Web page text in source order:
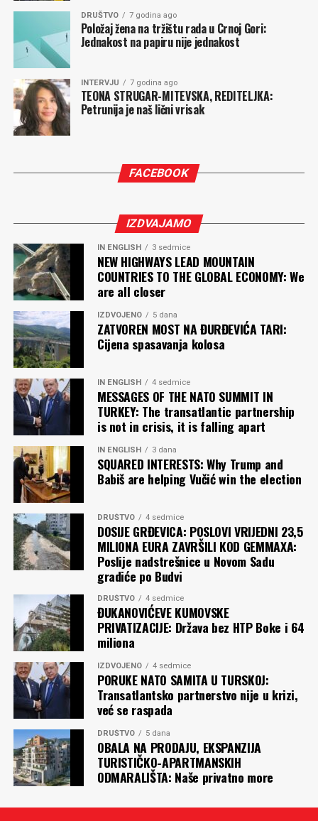
DRUŠTVO 7 godina ago
Položaj žena na tržištu rada u Crnoj Gori:
Jednakost na papiru nije jednakost
INTERVJU 7 godina ago
TEONA STRUGAR-MITEVSKA, REDITELJKA:
Petrunija je naš lični vrisak
FACEBOOK
IZDVAJAMO
IN ENGLISH 3 sedmice
NEW HIGHWAYS LEAD MOUNTAIN
COUNTRIES TO THE GLOBAL ECONOMY: We
are all closer
IZDVOJENO 5 dana
ZATVOREN MOST NA ĐURĐEVIĆA TARI:
Cijena spasavanja kolosa
IN ENGLISH 4 sedmice
MESSAGES OF THE NATO SUMMIT IN
TURKEY: The transatlantic partnership
is not in crisis, it is falling apart
IN ENGLISH 3 dana
SQUARED INTERESTS: Why Trump and
Babiš are helping Vučić win the election
DRUŠTVO 4 sedmice
DOSIJE GRĐEVICA: POSLOVI VRIJEDNI 23,5
MILIONA EURA ZAVRŠILI KOD GEMMAXA:
Poslije nadstrešnice u Novom Sadu
gradiće po Budvi
DRUŠTVO 4 sedmice
ĐUKANOVIĆEVE KUMOVSKE
PRIVATIZACIJE: Država bez HTP Boke i 64
miliona
IZDVOJENO 4 sedmice
PORUKE NATO SAMITA U TURSKOJ:
Transatlantsko partnerstvo nije u krizi,
već se raspada
DRUŠTVO 5 dana
OBALA NA PRODAJU, EKSPANZIJA
TURISTIČKO-APARTMANSKIH
ODMARALIŠTA: Naše privatno more